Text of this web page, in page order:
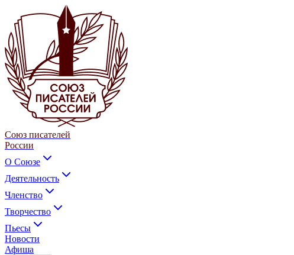
Союз писателей
России
О Союзе
Деятельность
Членство
Творчество
Пьесы
Новости
Афиша